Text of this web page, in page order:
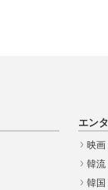
エン
映画
韓流
韓国